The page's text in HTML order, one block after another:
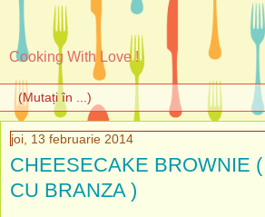
Cooking With Love !
joi, 13 februarie 2014
CHEESECAKE BROWNIE
CU BRANZA )